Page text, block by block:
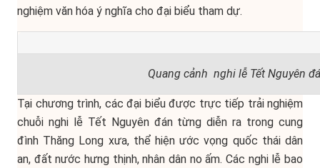
nghiệm văn hóa ý nghĩa cho đại biểu tham dự.
Quang cảnh nghi lễ Tết Nguyên
Tại chương trình, các đại biểu được trực tiếp trải nghiệm
chuỗi nghi lễ Tết Nguyên đán từng diễn ra trong cung
đình Thăng Long xưa, thể hiện ước vọng quốc thái dân
an, đất nước hưng thịnh, nhân dân no ấm. Các nghi lễ bao